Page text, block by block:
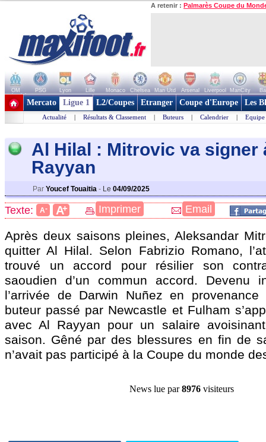
A retenir : Palmarès Coupe du
OM PSG Lyon Lille Monaco Chelsea Man Utd Arsenal Liverpool ManCity
+ de clubs
Mercato Ligue 1 L2/Coupes Etranger Coupe d'Europe Les
Actualité | Résultats & Classement | Buteurs | Calendrier | Equipe
Al Hilal : Mitrovic va signer
Rayyan
Par Youcef Touaitia - Le 04/09/2025
Texte: A- A+ Imprimer Email
Après deux saisons pleines, Aleksandar
quitter Al Hilal. Selon Fabrizio Romano,
trouvé un accord pour résilier son
saoudien d’un commun accord. Devenu
l’arrivée de Darwin Nuñez en
buteur passé par Newcastle et Fulham
avec Al Rayyan pour un salaire
saison. Gêné par des blessures en fin de
n’avait pas participé à la Coupe du monde
News lue par8976 visiteurs